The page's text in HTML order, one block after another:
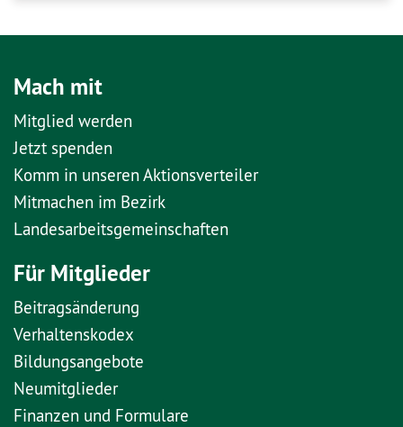
Mach mit
Mitglied werden
Jetzt spenden
Komm in unseren Aktionsverteiler
Mitmachen im Bezirk
Landesarbeitsgemeinschaften
Für Mitglieder
Beitragsänderung
Verhaltenskodex
Bildungsangebote
Neumitglieder
Finanzen und Formulare